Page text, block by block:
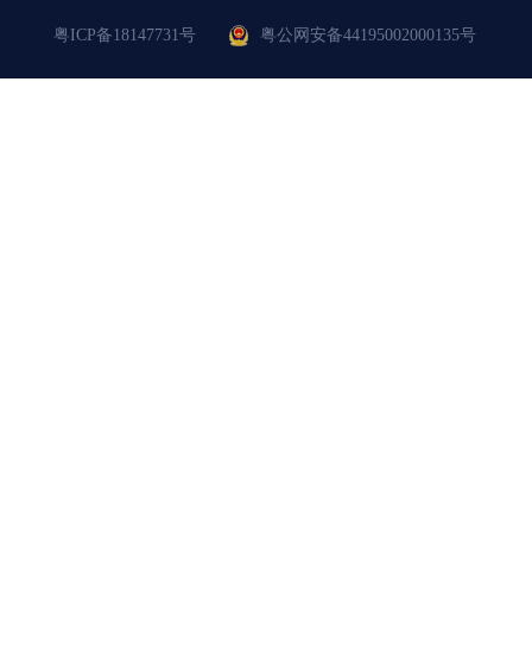
粤ICP备18147731号 粤公网安备44195002000135号